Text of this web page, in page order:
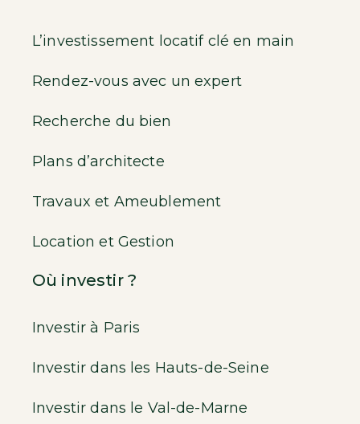
L’investissement locatif clé en main
Rendez-vous avec un expert
Recherche du bien
Plans d’architecte
Travaux et Ameublement
Location et Gestion
Où investir ?
Investir à Paris
Investir dans les Hauts-de-Seine
Investir dans le Val-de-Marne